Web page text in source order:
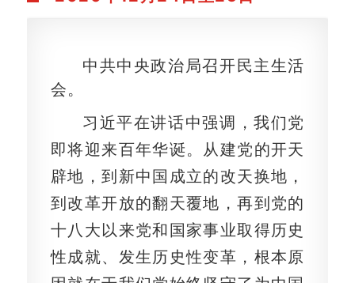
中共中央政治局召开民主生活
会。
习近平在讲话中强调，我们党
即将迎来百年华诞。从建党的开天
辟地，到新中国成立的改天换地，
到改革开放的翻天覆地，再到党的
十八大以来党和国家事业取得历史
性成就、发生历史性变革，根本原